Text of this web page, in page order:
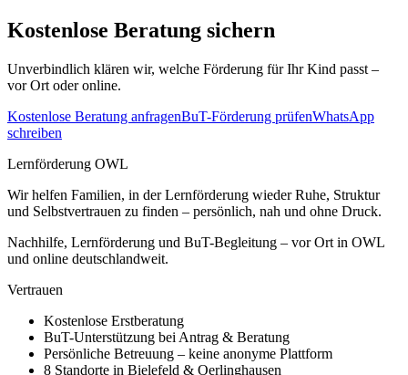
Kostenlose Beratung sichern
Unverbindlich klären wir, welche Förderung für Ihr Kind passt –
vor Ort oder online.
Kostenlose Beratung anfragenBuT-Förderung prüfenWhatsApp
schreiben
Lernförderung OWL
Wir helfen Familien, in der Lernförderung wieder Ruhe, Struktur
und Selbstvertrauen zu finden – persönlich, nah und ohne Druck.
Nachhilfe, Lernförderung und BuT-Begleitung – vor Ort in OWL
und online deutschlandweit.
Vertrauen
Kostenlose Erstberatung
BuT-Unterstützung bei Antrag & Beratung
Persönliche Betreuung – keine anonyme Plattform
8 Standorte in Bielefeld & Oerlinghausen